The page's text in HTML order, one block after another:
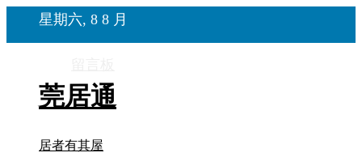
星期六, 8 8 月
莞居通
居者有其屋